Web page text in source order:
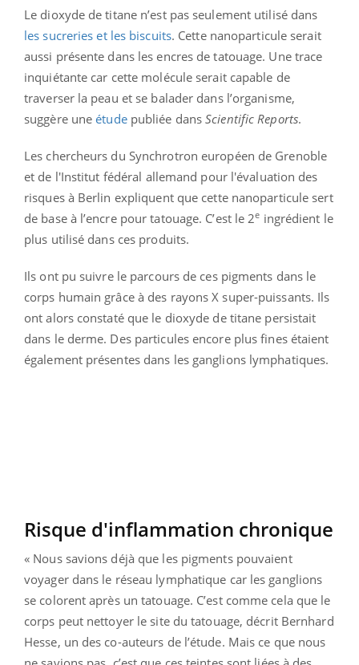
Le dioxyde de titane n’est pas seulement utilisé dans
les sucreries et les biscuits. Cette nanoparticule serait
aussi présente dans les encres de tatouage. Une trace
inquiétante car cette molécule serait capable de
traverser la peau et se balader dans l’organisme,
suggère uneétude publiée dansScientific Reports.
Les chercheurs du Synchrotron européen de Grenoble
et de l'Institut fédéral allemand pour l'évaluation des
risques à Berlin expliquent que cette nanoparticule sert
de base à l’encre pour tatouage. C’est le 2e ingrédient le
plus utilisé dans ces produits.
Ils ont pu suivre le parcours de ces pigments dans le
corps humain grâce à des rayons X super-puissants. Ils
ont alors constaté que le dioxyde de titane persistait
dans le derme. Des particules encore plus fines étaient
également présentes dans les ganglions lymphatiques.
Risque d'inflammation chronique
« Nous savions déjà que les pigments pouvaient
voyager dans le réseau lymphatique car les ganglions
se colorent après un tatouage. C’est comme cela que le
corps peut nettoyer le site du tatouage, décrit Bernhard
Hesse, un des co-auteurs de l’étude. Mais ce que nous